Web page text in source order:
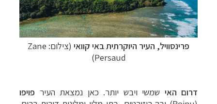
פרינסוויל, העיר היוקרתית באי קוואי
(צילום: Zane
Persaud)
דרום האי שמשי ויבש יותר. כאן נמצאת העיר פויפו
תכנוןטיולים לצפון אמריקהלחצו לרשימת היעדים »
תכנון טיולים לדרום ומרכז אמריקהלחצו לרשימת